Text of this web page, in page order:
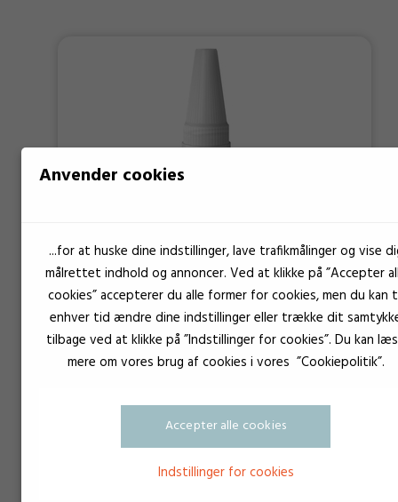
Loctite 7400
Anvender cookies
...for at huske dine indstillinger, lave trafikmålinger og vise
målrettet indhold og annoncer. Ved at klikke på ”Accepter
cookies” accepterer du alle former for cookies, men du kan
enhver tid ændre dine indstillinger eller trække dit
tilbage ved at klikke på ”Indstillinger for cookies”. Du kan
mere om vores brug af cookies i vores ”Cookiepolitik”.
Accepter alle cookies
Indstillinger for cookies